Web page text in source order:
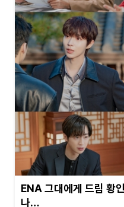
ENA 그대에게 드림 황
나…